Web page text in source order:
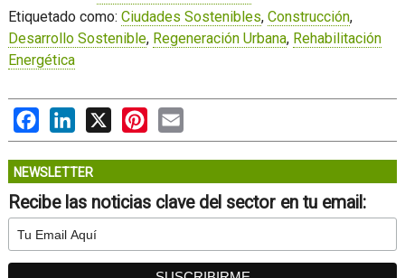
Etiquetado como: Ciudades Sostenibles, Construcción,
Desarrollo Sostenible, Regeneración Urbana, Rehabilitación
Energética
FacebookLinkedIn Pinterest
NEWSLETTER
Recibe las noticias clave del sector en tu email: